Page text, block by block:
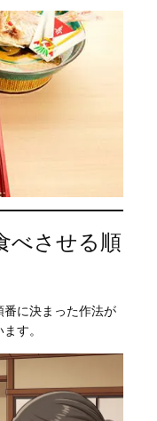
べさせる順
番に決まった作法が
す。